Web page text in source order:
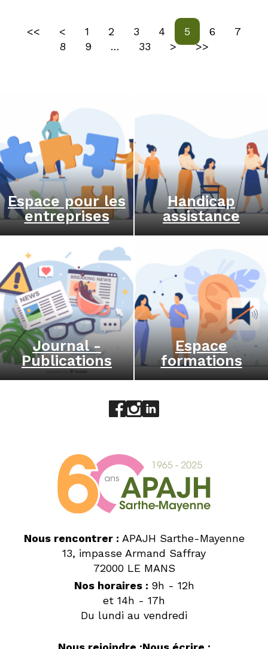
Première page
<< Précédente page
< Page
1 Page
2 Page
3 Page
4 Page
5 Page
6 Page
7
Page
8 Page
9 … Page
33 Page suivante
> Dernière page
>>
Espace pour les
entreprises
Handicap
assistance
Journal -
Publications
Espace
formations
Aller sur le réseau social
Aller sur le réseau social
Aller sur le réseau
Nous rencontrer : APAJH Sarthe-Mayenne
13, impasse Armand Saffray
72000 LE MANS
Nos horaires : 9h - 12h
et 14h - 17h
Du lundi au vendredi